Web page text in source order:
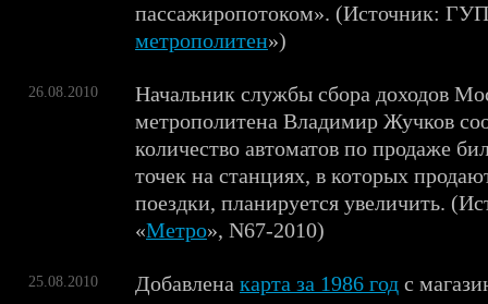
пассажиропотоком». (Источник:
метрополитен»)
26.08.2010
Начальник службы сбора доходов
метрополитена Владимир Жучков
количество автоматов по продаже
точек на станциях, в которых
поездки, планируется увеличить.
«Метро», N67-2010)
25.08.2010 Добавлена карта за 1986 год с